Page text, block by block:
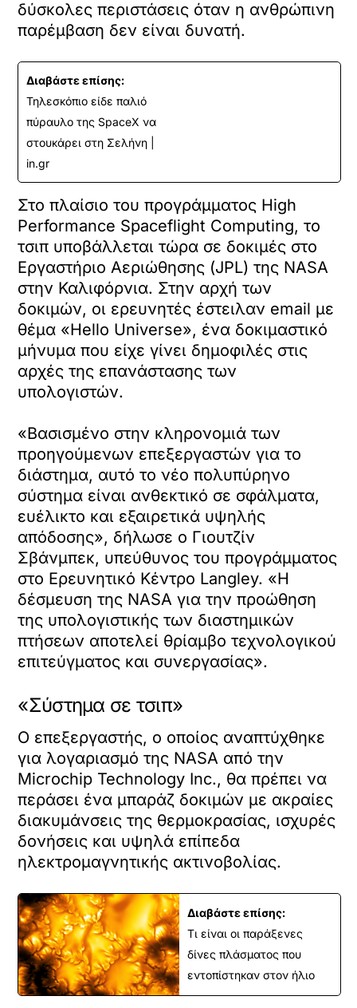
δύσκολες περιστάσεις όταν η ανθρώπινη
παρέμβαση δεν είναι δυνατή.
Διαβάστε επίσης:
Τηλεσκόπιo είδε παλιό
πύραυλο της SpaceX να
στουκάρει στη Σελήνη |
in.gr
Στο πλαίσιο του προγράμματος High
Performance Spaceflight Computing, το
τσιπ υποβάλλεται τώρα σε δοκιμές στο
Εργαστήριο Αεριώθησης (JPL) της NASA
στην Καλιφόρνια. Στην αρχή των
δοκιμών, οι ερευνητές έστειλαν email με
θέμα «Hello Universe», ένα δοκιμαστικό
μήνυμα που είχε γίνει δημοφιλές στις
αρχές της επανάστασης των
υπολογιστών.
«Βασισμένο στην κληρονομιά των
προηγούμενων επεξεργαστών για το
διάστημα, αυτό το νέο πολυπύρηνο
σύστημα είναι ανθεκτικό σε σφάλματα,
ευέλικτο και εξαιρετικά υψηλής
απόδοσης», δήλωσε ο Γιουτζίν
Σβάνμπεκ, υπεύθυνος του προγράμματος
στο Ερευνητικό Κέντρο Langley. «Η
δέσμευση της NASA για την προώθηση
της υπολογιστικής των διαστημικών
πτήσεων αποτελεί θρίαμβο τεχνολογικού
επιτεύγματος και συνεργασίας».
«Σύστημα σε τσιπ»
O επεξεργαστής, ο οποίος αναπτύχθηκε
για λογαριασμό της NASA από την
Microchip Technology Inc., θα πρέπει να
περάσει ένα μπαράζ δοκιμών με ακραίες
διακυμάνσεις της θερμοκρασίας, ισχυρές
δονήσεις και υψηλά επίπεδα
ηλεκτρομαγνητικής ακτινοβολίας.
Διαβάστε επίσης:
Τι είναι οι παράξενες
δίνες πλάσματος που
εντοπίστηκαν στον ήλιο